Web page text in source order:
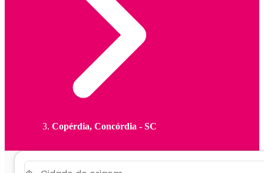
Copérdia, Concórdia - SC